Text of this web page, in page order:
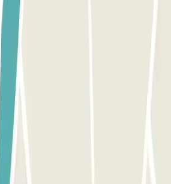
retira el ticket para ingresar,
al punto de información dentro del
tu reserva. En caso de que no haya
del parking P1, utiliza el
y espera una respuesta.
número fijo indicado (+39 064215257) y
NO pagar el parking nuevamente,